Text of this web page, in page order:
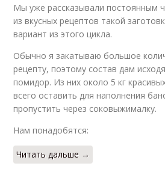
Мы уже рассказывали постоянным
из вкусных рецептов такой
вариант из этого цикла.
Обычно я закатываю большое
рецепту, поэтому состав дам
помидор. Из них около 5 кг
всего оставить для наполнения
пропустить через соковыжималку.
Нам понадобятся:
Читать дальше →